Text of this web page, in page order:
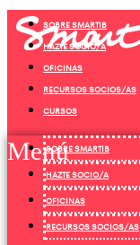
Ir
contenido
SOBRE SMARTIB
HAZTE SOCIO/A
OFICINAS
RECURSOS SOCIOS/AS
CURSOS
MenúSOBRE SMARTIB
HAZTE SOCIO/A
OFICINAS
RECURSOS SOCIOS/AS